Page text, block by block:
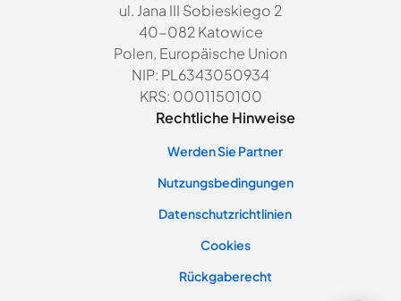
ul. Jana III Sobieskiego 2
40-082 Katowice
Polen, Europäische Union
NIP: PL6343050934
KRS: 0001150100
Rechtliche Hinweise
Werden Sie Partner
Nutzungsbedingungen
Datenschutzrichtlinien
Cookies
Rückgaberecht